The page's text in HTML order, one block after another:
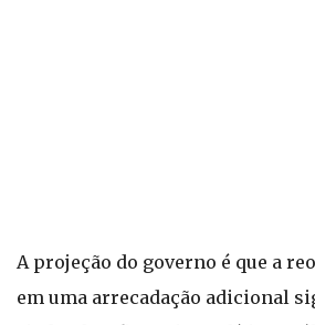
A projeção do governo é que a
em uma arrecadação adicional